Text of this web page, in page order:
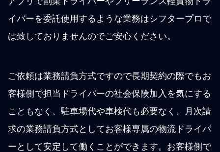
イバーを委託使用するような業務はシフタープロで
は致しておりませんのでご安心ください。
ご依頼は業務請負方式ですので長期契約の際でもお
客様側で担当ドライバーの社会保険加入を気にする
こともなく、駐車場代や車検代も必要なく、月次請
求の業務請負方式としてお客様専属の物流ドライバ
ーとして安定して働くことができます。お客様側で